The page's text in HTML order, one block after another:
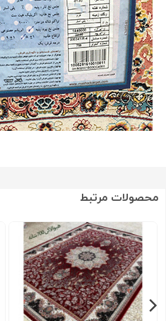
محصولات مرتبط